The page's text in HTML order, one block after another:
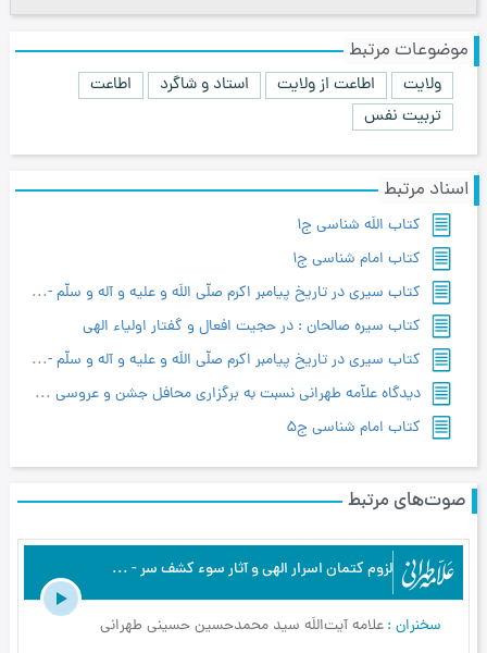
موضوعات مرتبط
ولایت اطاعت از ولایت استاد و شاگرد
اطاعت
تربیت نفس
اسناد مرتبط
کتاب اللَه شناسی ج1
کتاب امام شناسی ج1
کتاب سیری در تاریخ پیامبر اکرم صلّی اللَه و علیه و آله و سلّم - ج۱
کتاب سیره صالحان : در حجیت افعال و گفتار اولیاء الهی
کتاب سیری در تاریخ پیامبر اکرم صلّی اللَه و علیه و آله و سلّم - ج۲
دیدگاه علاّمه طهرانی نسبت به برگزاری محافل جشن و عروسی و ترحیم
کتاب امام شناسی ج5
صوت‌های مرتبط
لزوم كتمان اسرار الهى و آثار سوء كشف سر - علامه طهرانی - آیین رستگاری - ج3
سخنران علامه آیت‌اللَه سید محمدحسین حسینی طهرانی